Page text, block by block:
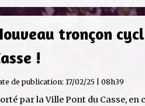
tronçon
!
de publication: 17/02/25 | 08h39
par la Ville Pont du Casse, en